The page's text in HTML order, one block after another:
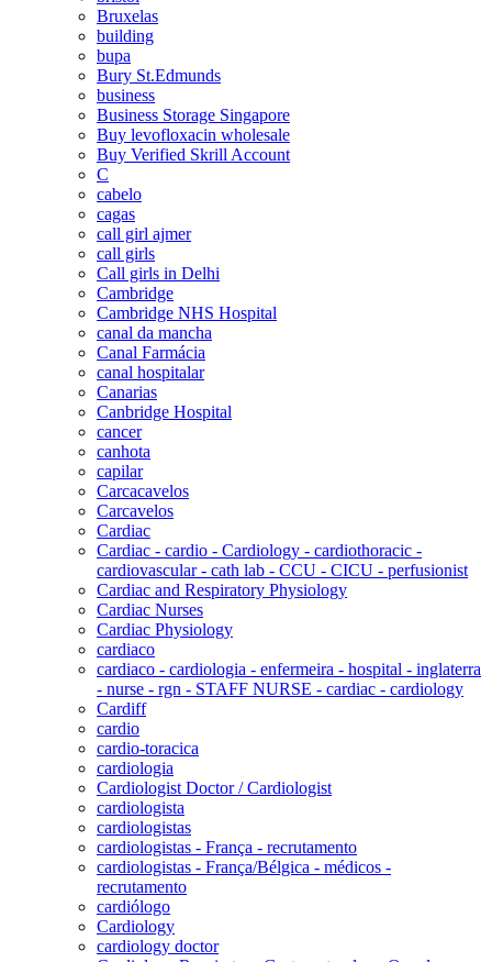
Bruxelas
building
bupa
Bury St.Edmunds
business
Business Storage Singapore
Buy levofloxacin wholesale
Buy Verified Skrill Account
C
cabelo
cagas
call girl ajmer
call girls
Call girls in Delhi
Cambridge
Cambridge NHS Hospital
canal da mancha
Canal Farmácia
canal hospitalar
Canarias
Canbridge Hospital
cancer
canhota
capilar
Carcacavelos
Carcavelos
Cardiac
Cardiac - cardio - Cardiology - cardiothoracic -
cardiovascular - cath lab - CCU - CICU - perfusionist
Cardiac and Respiratory Physiology
Cardiac Nurses
Cardiac Physiology
cardiaco
cardiaco - cardiologia - enfermeira - hospital - inglaterra
- nurse - rgn - STAFF NURSE - cardiac - cardiology
Cardiff
cardio
cardio-toracica
cardiologia
Cardiologist Doctor / Cardiologist
cardiologista
cardiologistas
cardiologistas - França - recrutamento
cardiologistas - França/Bélgica - médicos -
recrutamento
cardiólogo
Cardiology
cardiology doctor